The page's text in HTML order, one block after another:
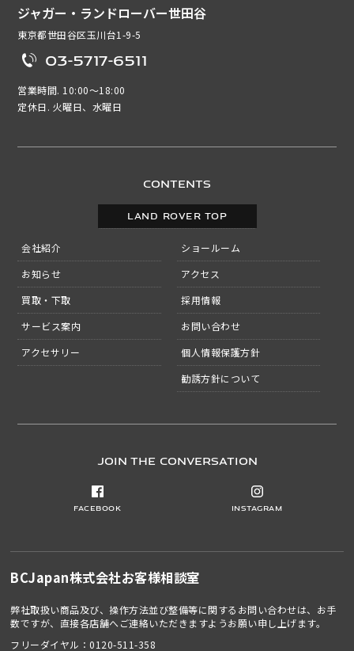
CONTENTS
LAND ROVER TOP
会社紹介
お知らせ
買取・下取
サービス案内
アクセサリー
ショールーム
アクセス
採用情報
お問い合わせ
個人情報保護方針
勧誘方針について
ジャガー・ランドローバー世田谷
東京都世田谷区玉川台1-9-5
03-5717-6511
営業時間. 10:00～18:00
定休日. 火曜日、水曜日
JOIN THE CONVERSATION
Facebook Instagram
BCJapan株式会社お客様相談室
弊社取扱い商品及び、操作方法並び整備等に関するお問い合わせは、お手
数ですが、直接各店舗へご連絡いただきますようお願い申し上げます。
フリーダイヤル：0120-511-358